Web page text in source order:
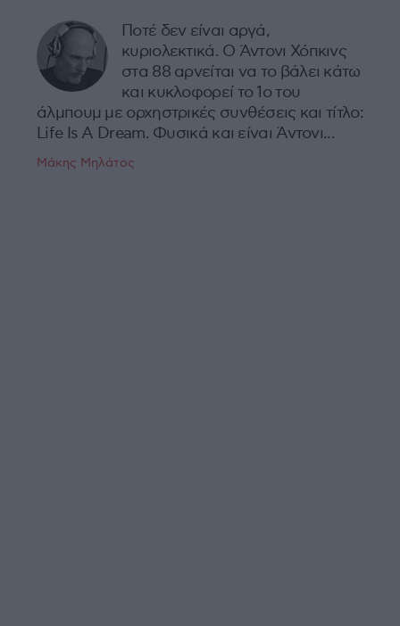
Ποτέ δεν είναι αργά,
κυριολεκτικά. Ο Άντονι Χόπκινς
στα 88 αρνείται να το βάλει κάτω
και κυκλοφορεί το 1ο του
άλμπουμ με ορχηστρικές συνθέσεις και τίτλο:
Life Is A Dream. Φυσικά και είναι Άντονι...
Μάκης Μηλάτος